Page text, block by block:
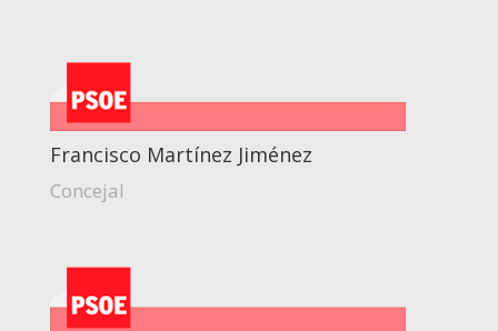
Francisco Martínez Jiménez
Concejal